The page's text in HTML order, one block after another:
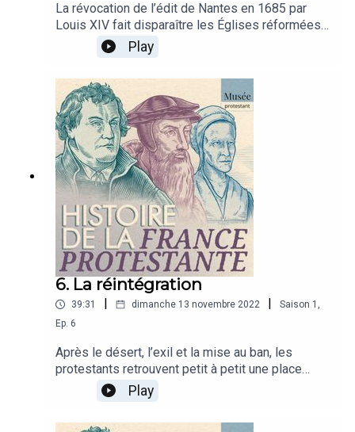
La révocation de l’édit de Nantes en 1685 par
Louis XIV fait disparaître les Églises réformées
en France et contraint les protestants à la
clandestinité ou à l’exil.Entretien : Hubert Bost,
directeur d'études à l'Ecole Pratique des Hautes
Études – PSL titulaire de la chaire
protestantismes et cultures dans l’Europe
Moderne 16ème-18ème siècleRéalisation : Tudi
CrequerHabillage et mixage : Alexandre
LechauxVoix : Agathe Lacroix
Play
6. La réintégration
39:31 dimanche 13 novembre 2022 Saison 1 ,
Ep. 6
Après le désert, l’exil et la mise au ban, les
protestants retrouvent petit à petit une place
officielle dans la société. À défaut d’être
pleinement acceptés, ils vont être tolérés et
entamer une réintégration dans la société par les
Play